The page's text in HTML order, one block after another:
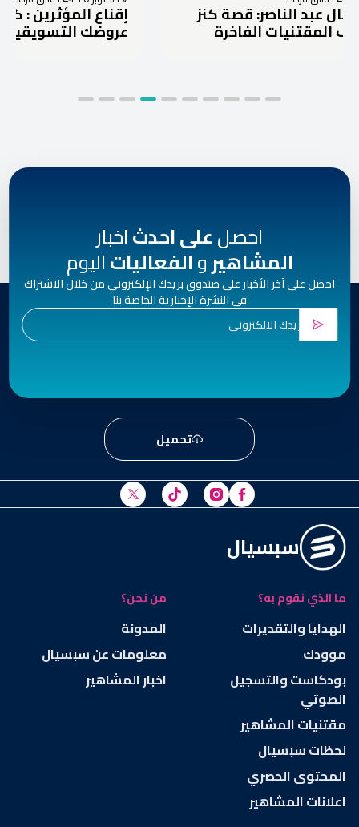
قصة كنز
الفاخرة
إقناع المؤثرين : كيف تفوز برد
عروضك التسويقية؟
احصلعلى احدثاخبار
المشاهيروالفعالياتاليوم
احصل على آخر الأخبار على صندوق بريدك الإلكتروني من خلال الاشتراك
في النشرة الإخبارية الخاصة بنا
تحميل
سبسيال
ما الذي نقوم به؟
الهدايا والتقديرات
موودك
بودكاست والتسجيل
الصوتي
مقتنيات المشاهير
لحظات سبسيال
المحتوى الحصري
اعلانات المشاهير
من نحن؟
المدونة
معلومات عن سبسيال
اخبار المشاهير